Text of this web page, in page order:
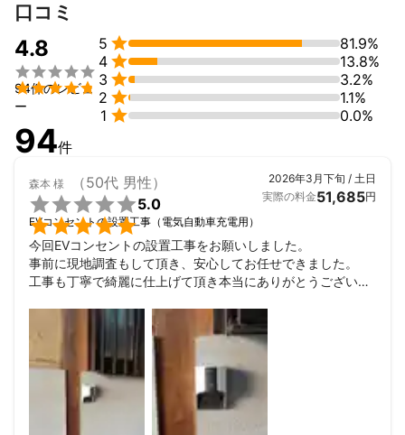
口コミ
4.8


94件のレビュ
ー
5 
81.9%
4 
13.8%
3 
3.2%
2 
1.1%
1  0.0%
94件
森本 様 （50代 男性）


5.0
EVコンセントの設置工事（電気自動車充電用）
2026年3月下旬 / 土日
実際の料金51,685円
今回EVコンセントの設置工事をお願いしました。
事前に現地調査もして頂き、安心してお任せできました。
工事も丁寧で綺麗に仕上げて頂き本当にありがとうございま
また機会がありましたら宜しくお願いします。